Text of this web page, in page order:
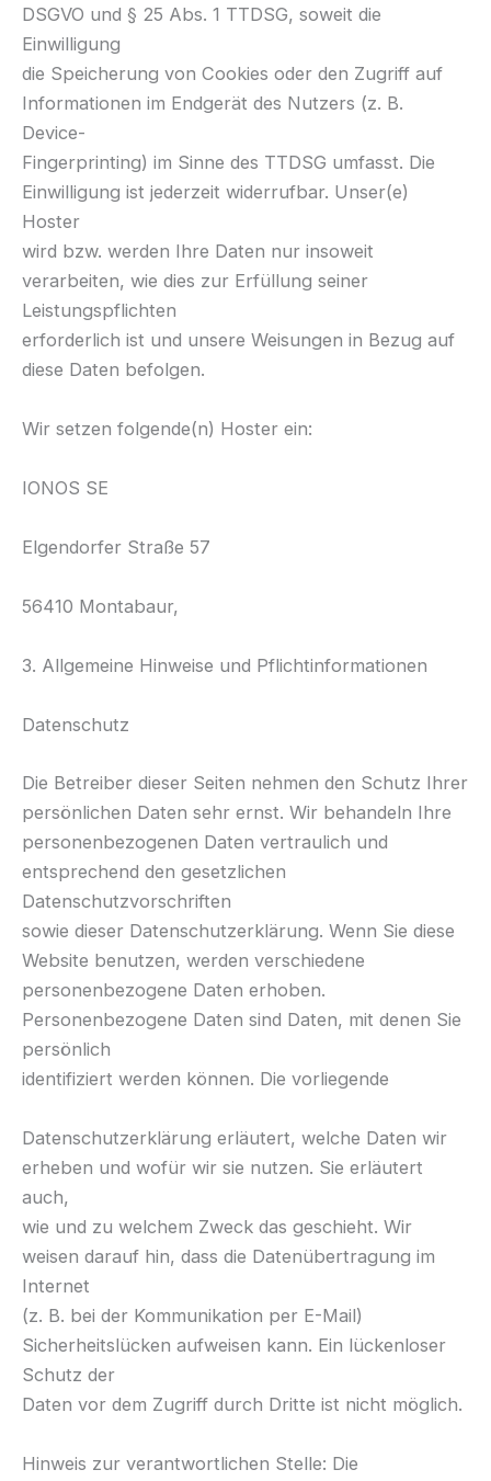
DSGVO und § 25 Abs. 1 TTDSG, soweit die
Einwilligung
die Speicherung von Cookies oder den Zugriff auf
Informationen im Endgerät des Nutzers (z. B.
Device-
Fingerprinting) im Sinne des TTDSG umfasst. Die
Einwilligung ist jederzeit widerrufbar. Unser(e)
Hoster
wird bzw. werden Ihre Daten nur insoweit
verarbeiten, wie dies zur Erfüllung seiner
Leistungspflichten
erforderlich ist und unsere Weisungen in Bezug auf
diese Daten befolgen.
Wir setzen folgende(n) Hoster ein:
IONOS SE
Elgendorfer Straße 57
56410 Montabaur,
3. Allgemeine Hinweise und Pflichtinformationen
Datenschutz
Die Betreiber dieser Seiten nehmen den Schutz Ihrer
persönlichen Daten sehr ernst. Wir behandeln Ihre
personenbezogenen Daten vertraulich und
entsprechend den gesetzlichen
Datenschutzvorschriften
sowie dieser Datenschutzerklärung. Wenn Sie diese
Website benutzen, werden verschiedene
personenbezogene Daten erhoben.
Personenbezogene Daten sind Daten, mit denen Sie
persönlich
identifiziert werden können. Die vorliegende
Datenschutzerklärung erläutert, welche Daten wir
erheben und wofür wir sie nutzen. Sie erläutert
auch,
wie und zu welchem Zweck das geschieht. Wir
weisen darauf hin, dass die Datenübertragung im
Internet
(z. B. bei der Kommunikation per E-Mail)
Sicherheitslücken aufweisen kann. Ein lückenloser
Schutz der
Daten vor dem Zugriff durch Dritte ist nicht möglich.
Hinweis zur verantwortlichen Stelle: Die